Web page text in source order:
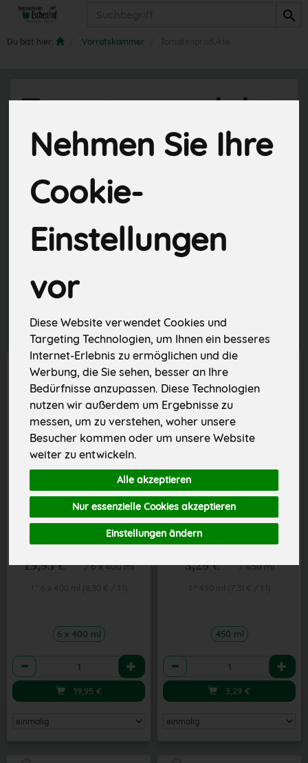
Nehmen Sie Ihre
Cookie-
Einstellungen
vor
Diese Website verwendet Cookies und
Targeting Technologien, um Ihnen ein besseres
Internet-Erlebnis zu ermöglichen und die
Werbung, die Sie sehen, besser an Ihre
Bedürfnisse anzupassen. Diese Technologien
nutzen wir außerdem um Ergebnisse zu
messen, um zu verstehen, woher unsere
Besucher kommen oder um unsere Website
weiter zu entwickeln.
Alle akzeptieren
Nur essenzielle Cookies akzeptieren
Einstellungen ändern
Du bist hier: Vorratskammer
Tomatenprodukte
12 von 845
Allergene
6 x Tomatencreme Suppe
19,95 € / 6 x 400 ml
6 x 400 ml
Anzahl
19,95 €
Curry Ketchup
3,29 € / 450 ml
450 ml
Anzahl
3,29 €